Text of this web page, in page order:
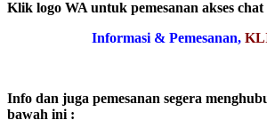
Klik logo WA untuk pemesanan akses
Informasi & Pemesanan,
Info dan juga pemesanan segera
bawah ini :